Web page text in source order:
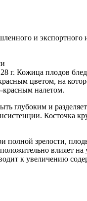
и экспортного
г. Кожица плодов
цветом, на
налетом.
глубоким и
Косточка
полной зрелости,
влияет
к увеличению